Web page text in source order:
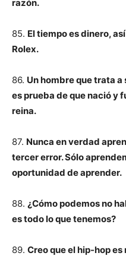
razón.
85. El tiempo es dinero,
Rolex.
86. Un hombre que trata
es prueba de que nació y
reina.
87. Nunca en verdad
tercer error. Sólo
oportunidad de aprender.
88. ¿Cómo podemos no
es todo lo que tenemos?
89. Creo que el hip-hop